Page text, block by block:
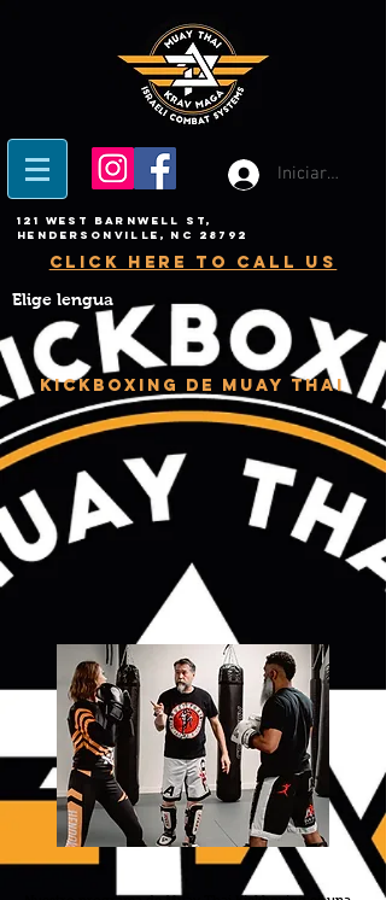
Iniciar sesión
121 West Barnwell ST,
Hendersonville, NC 28792
click here to call us
Elige lengua
KICKBOXING DE MUAY THAI